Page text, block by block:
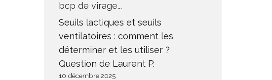
bcp de virage...
Seuils lactiques et seuils
ventilatoires : comment les
déterminer et les utiliser ?
Question de Laurent P.
10 décembre 2025